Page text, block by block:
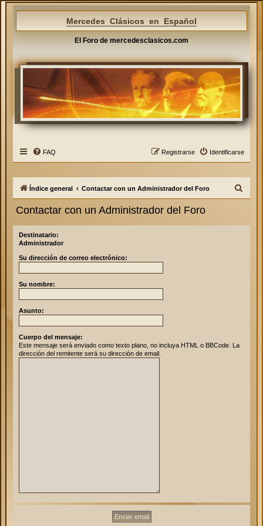
Mercedes Clásicos en Español
El Foro de mercedesclasicos.com
FAQ Identificarse
Registrarse
Índice general Contactar con un Administrador del Foro
Contactar con un Administrador del Foro
Destinatario:
Administrador
Su dirección de correo electrónico:
Su nombre:
Asunto:
Cuerpo del mensaje:
Este mensaje será enviado como texto plano, no incluya HTML o BBCode. La
dirección del remitente será su dirección de email.